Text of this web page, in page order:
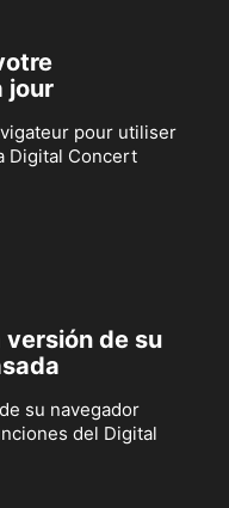
jour
pour utiliser
Digital Concert
de su
su navegador
del Digital